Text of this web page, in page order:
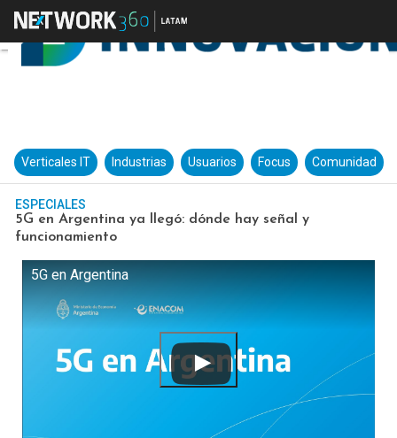
Verticales IT Industrias Usuarios Focus Comunidad
ESPECIALES
5G en Argentina ya llegó: dónde hay señal y
funcionamiento
5G en Argentina